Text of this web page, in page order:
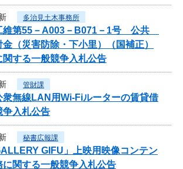
多治見土木事務所
維第55－A003－B071－1号 公共
（災害防除・下小里）（国補正）
関する一般競争入札公告
管財課
衆無線LAN用Wi-Fiルーターの賃貸借
争入札公告
秘書広報課
GIFU」上映用映像コンテン
に関する一般競争入札公告